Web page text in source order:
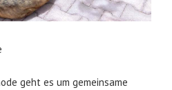
geht es um gemeinsame